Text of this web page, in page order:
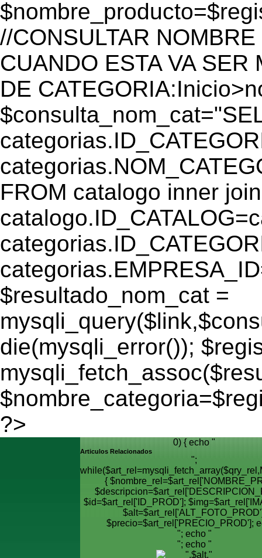
//CONSULTAR
CUANDO ESTA VA
DE
FROM catalogo inner
$resultado_nom_cat =
die(mysqli_error());
?>
0) { echo "
Articulos Relacionados
";
{
$id=$art_rel['ID_PROD'];
$precio=$art_rel['PRECIO_PROD'];
"; echo "
"; echo "